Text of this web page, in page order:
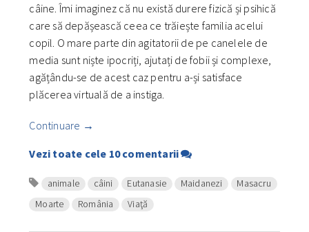
câine. Îmi imaginez că nu există durere fizică și psihică
care să depășească ceea ce trăiește familia acelui
copil. O mare parte din agitatorii de pe canelele de
media sunt niște ipocriți, ajutați de fobii și complexe,
agățându-se de acest caz pentru a-și satisface
plăcerea virtuală de a instiga.
Continuare →
Vezi toate cele 10 comentarii
animale câini Eutanasie Maidanezi
Masacru
Moarte
România Viaţă